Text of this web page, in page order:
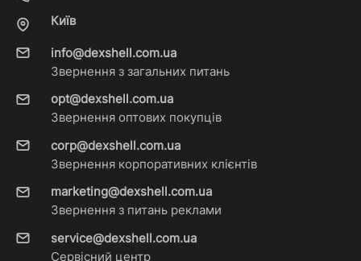
Київ
info@dexshell.com.ua
Звернення з загальних питань
opt@dexshell.com.ua
Звернення оптових покупців
corp@dexshell.com.ua
Звернення корпоративних клієнтів
marketing@dexshell.com.ua
Звернення з питань реклами
service@dexshell.com.ua
Сервісний центр